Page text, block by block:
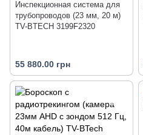
Инспекционная система для
трубопроводов (23 мм, 20 м)
TV-BTECH 3199F2320
55 880.00 грн